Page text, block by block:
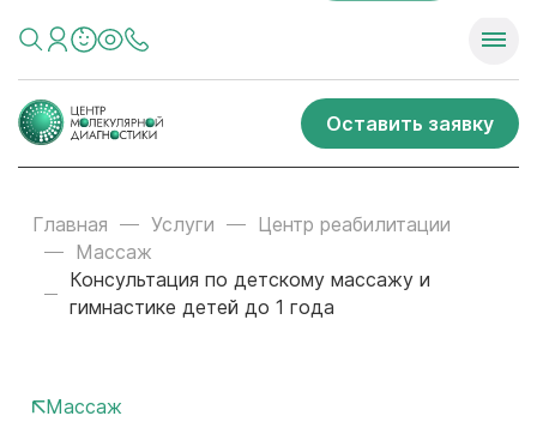
Оставить заявку
Главная Услуги
Центр реабилитации
Массаж
Консультация по детскому массажу и
гимнастике детей до 1 года
Массаж